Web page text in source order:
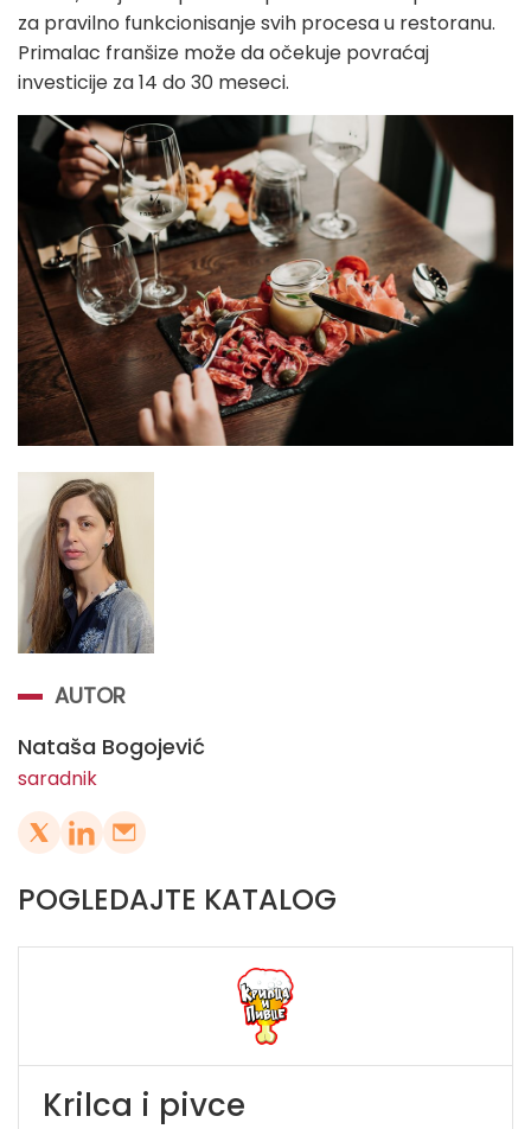
za pravilno funkcionisanje svih procesa u restoranu.
Primalac franšize može da očekuje povraćaj
investicije za 14 do 30 meseci.
AUTOR
Nataša Bogojević
saradnik
POGLEDAJTE KATALOG
Krilca i pivce